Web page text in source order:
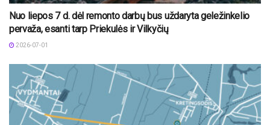
Nuo liepos 7 d. dėl remonto darbų bus uždaryta geležinkelio
pervaža, esanti tarp Priekulės ir Vilkyčių
2026-07-01